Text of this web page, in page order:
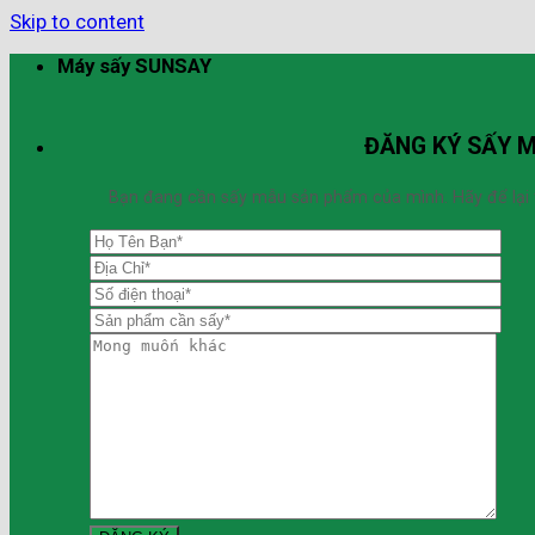
Skip to content
Máy sấy SUNSAY
ĐĂNG KÝ SẤY
Bạn đang cần sấy mẫu sản phẩm của mình. Hãy để